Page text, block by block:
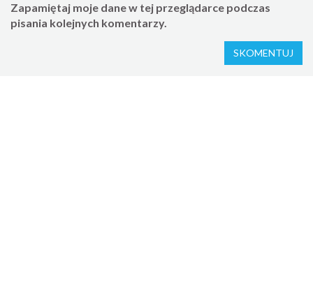
Zapamiętaj moje dane w tej przeglądarce podczas
pisania kolejnych komentarzy.